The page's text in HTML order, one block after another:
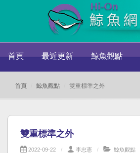
首頁 最近更新 鯨魚觀點
首頁 鯨魚觀點 雙重標準之外
雙重標準之外
2022-09-22 李忠憲 鯨魚觀點